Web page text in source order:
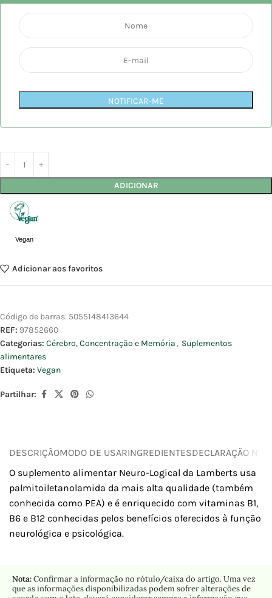
NOTIFICAR-ME
ADICIONAR
Vegan
Adicionar aos favoritos
Código de barras: 5055148413644
REF: 97852660
Categorias: Cérebro, Concentração e Memória , Suplementos
alimentares
Etiqueta: Vegan
Partilhar:
DESCRIÇÃOMODO DE USARINGREDIENTESDECLARAÇÃO
O suplemento alimentar Neuro-Logical da Lamberts usa
palmitoiletanolamida da mais alta qualidade (também
conhecida como PEA) e é enriquecido com vitaminas B1,
B6 e B12 conhecidas pelos benefícios oferecidos à função
neurológica e psicológica.
Nota:Confirmar a informação no rótulo/caixa do artigo. Uma vez
que as informações disponibilizadas podem sofrer alterações de